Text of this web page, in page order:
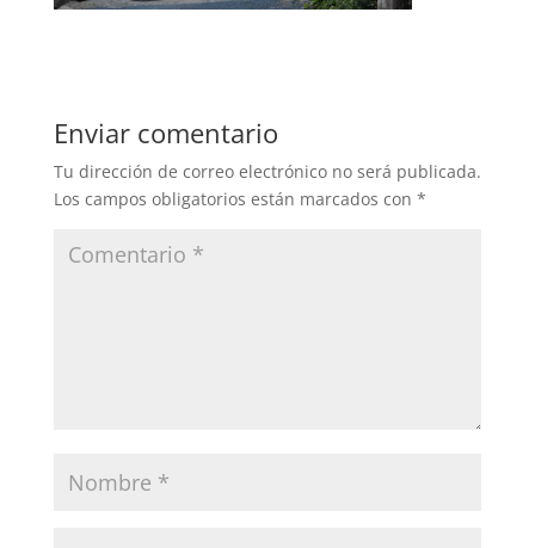
Enviar comentario
Tu dirección de correo electrónico no será publicada.
Los campos obligatorios están marcados con *